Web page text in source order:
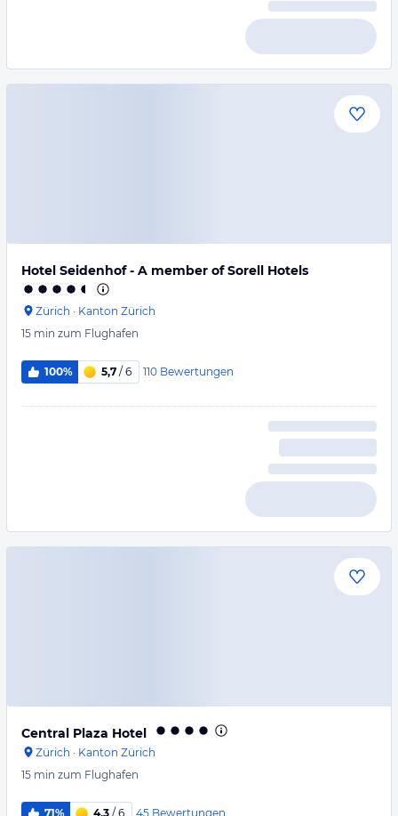
Hotel Seidenhof - A member of Sorell Hotels
Zürich · Kanton Zürich
15 min zum Flughafen
100% 5,7 / 6 110 Bewertungen
Central Plaza Hotel
Zürich · Kanton Zürich
15 min zum Flughafen
71% 4,3 / 6 45 Bewertungen